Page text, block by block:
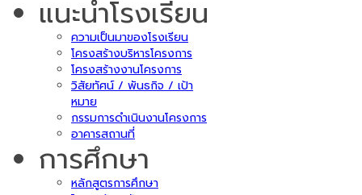
แนะนำโรงเรียน
ความเป็นมาของโรงเรียน
โครงสร้างบริหารโครงการ
โครงสร้างงานโครงการ
วิสัยทัศน์ / พันธกิจ / เป้า
หมาย
กรรมการดำเนินงานโครงการ
อาคารสถานที่
การศึกษา
หลักสูตรการศึกษา